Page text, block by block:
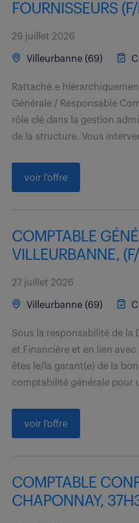
FOURNISSEURS
29 juillet 2026
Villeurbanne (69)
Rattaché.e
Générale / Responsable
rôle clé dans la gestion
de la structure. Vous
voir l'offre
COMPTABLE
VILLEURBANNE,
27 juillet 2026
Villeurbanne (69)
Sous la responsabilité de
et Financière et en lien
êtes le/la garant(e) de la
comptabilité générale pour
voir l'offre
COMPTABLE
CHAPONNAY,